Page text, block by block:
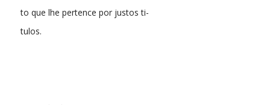
to que lhe pertence por justos ti-
tulos.